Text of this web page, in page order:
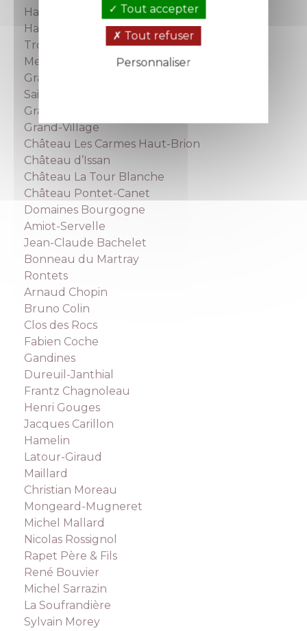
Harmonie
Haut-Bages Libéral
Trotanoy
Meyney
Graviers
Saintem
Grand Mayne
Grand-Village
Château Les Carmes Haut-Brion
Château d’Issan
Château La Tour Blanche
Château Pontet-Canet
Domaines Bourgogne
Amiot-Servelle
Jean-Claude Bachelet
Bonneau du Martray
Rontets
Arnaud Chopin
Bruno Colin
Clos des Rocs
Fabien Coche
Gandines
Dureuil-Janthial
Frantz Chagnoleau
Henri Gouges
Jacques Carillon
Hamelin
Latour-Giraud
Maillard
Christian Moreau
Mongeard-Mugneret
Michel Mallard
Nicolas Rossignol
Rapet Père & Fils
René Bouvier
Michel Sarrazin
La Soufrandière
Sylvain Morey
Tout accepter
Tout refuser
Personnaliser